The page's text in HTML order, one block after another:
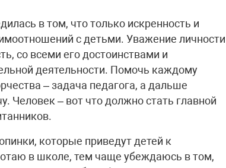
в том, что только искренность и
с детьми. Уважение личности
со всеми его достоинствами и
деятельности. Помочь каждому
– задача педагога, а дальше
Человек – вот что должно стать главной
которые приведут детей к
в школе, тем чаще убеждаюсь в том,